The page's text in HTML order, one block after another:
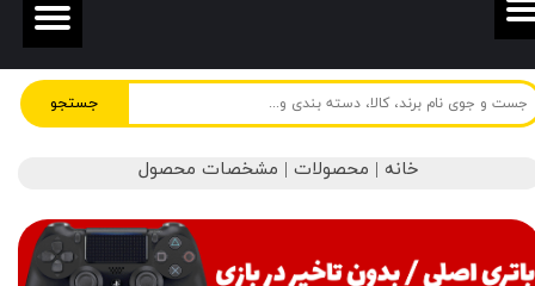
جستجو
خروج از حساب کاربری
خانه | محصولات | مشخصات محصول